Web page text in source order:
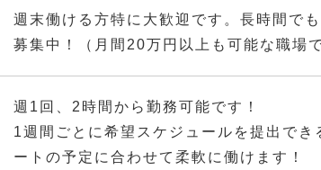
週末働ける方特に大歓迎です。長時間で
募集中！（月間20万円以上も可能な職場
週1回、2時間から勤務可能です！
1週間ごとに希望スケジュールを提出で
ートの予定に合わせて柔軟に働けます！